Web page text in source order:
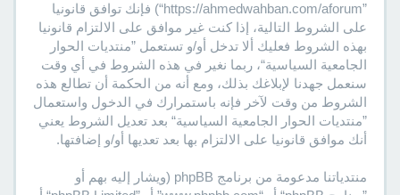
”https://ahmedwahban.com/aforum“) فإنك توافق قانونيا
على الشروط التالية، إذا كنت غير موافق على الالتزام قانونيا
بهذه الشروط فعليك ألا تدخل أو/و تستعمل ”منتديات الحوار
الجامعية السياسية“، ربما نغير في هذه الشروط في أي وقت
سنعمل جهدنا لإبلاغك بذلك، ومع أنه من الحكمة أن تطالع هذه
الشروط من وقت لآخر فإنه باستمرارك في الدخول واستعمال
”منتديات الحوار الجامعية السياسية“ بعد تعديل الشروط يعني
أنك موافق قانونيا على الالتزام بها بعد تعديها أو/و إضافتها.
منتدياتنا مدعومة من برنامج phpBB (ويشار إليه بهم أو